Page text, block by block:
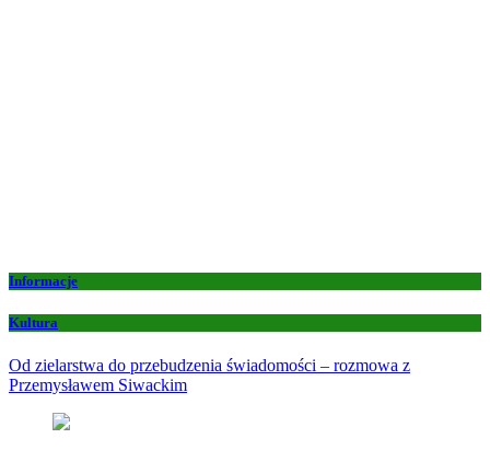
Informacje
Kultura
Od zielarstwa do przebudzenia świadomości – rozmowa z
Przemysławem Siwackim